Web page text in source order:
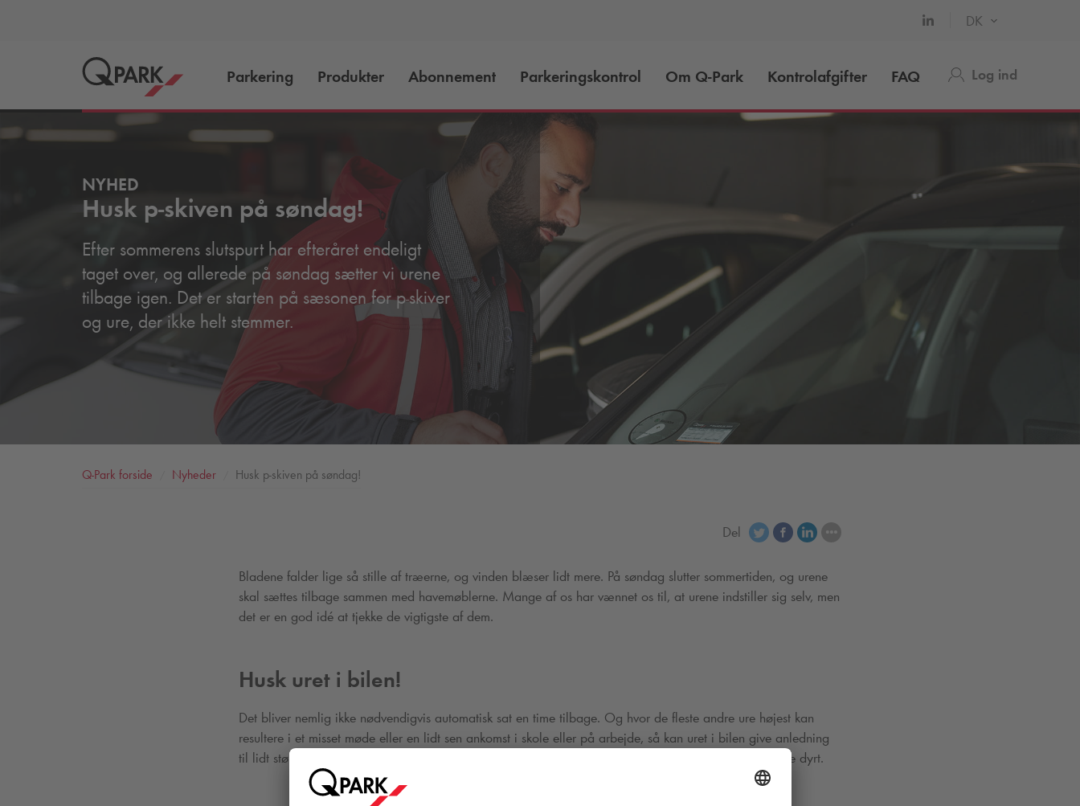
DK
Parkering Produkter Abonnement Parkeringskontrol Om Q-Park Kontrolafgifter FAQ Log ind
NYHED
Husk p-skiven på søndag!
Efter sommerens slutspurt har efteråret endeligt
taget over, og allerede på søndag sætter vi urene
tilbage igen. Det er starten på sæsonen for p-skiver
og ure, der ikke helt stemmer.
Q-Park forside Nyheder Husk p-skiven på søndag!
Del
Bladene falder lige så stille af træerne, og vinden blæser lidt mere. På søndag slutter sommertiden, og urene
skal sættes tilbage sammen med havemøblerne. Mange af os har vænnet os til, at urene indstiller sig selv, men
det er en god idé at tjekke de vigtigste af dem.
Husk uret i bilen!
Det bliver nemlig ikke nødvendigvis automatisk sat en time tilbage. Og hvor de fleste andre ure højest kan
resultere i et misset møde eller en lidt sen ankomst i skole eller på arbejde, så kan uret i bilen give anledning
til lidt større irritation. Hvis uret får forkert, bliver p-skiven måske også indstillet forkert, og det kan blive dyrt.